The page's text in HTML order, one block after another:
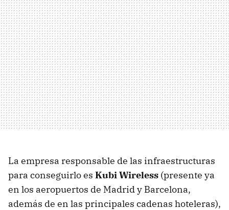
La empresa responsable de las infraestructuras
para conseguirlo es Kubi Wireless (presente ya
en los aeropuertos de Madrid y Barcelona,
además de en las principales cadenas hoteleras),